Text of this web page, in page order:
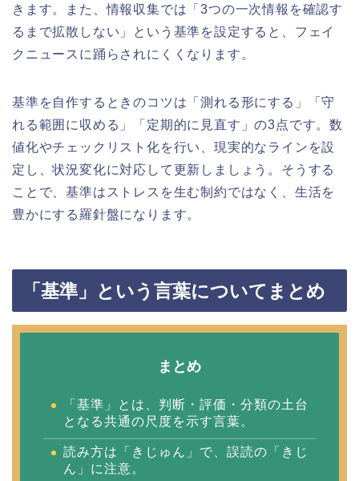
きます。また、情報収集では「3つの一次情報を確認す
るまで拡散しない」という基準を設定すると、フェイ
クニュースに踊らされにくくなります。
基準を自作するときのコツは「測れる形にする」「守
れる範囲に収める」「定期的に見直す」の3点です。数
値化やチェックリスト化を行い、現実的なラインを設
定し、状況変化に対応して更新しましょう。そうする
ことで、基準はストレスを生む制約ではなく、生活を
豊かにする羅針盤になります。
「基準」という言葉についてまとめ
まとめ
「基準」とは、判断・評価・分類の土台
となる共通の尺度を示す言葉。
読み方は「きじゅん」で、誤読の「きじ
ん」に注意。